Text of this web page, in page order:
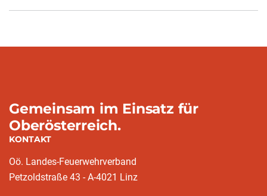
Gemeinsam im Einsatz für
Oberösterreich.
KONTAKT
Oö. Landes-Feuerwehrverband
Petzoldstraße 43 - A-4021 Linz